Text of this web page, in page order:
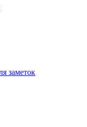
заметок